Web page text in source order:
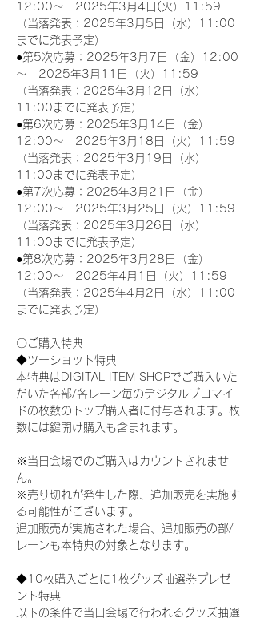
12:00～　2025年3月4日(火）11:59
（当落発表：2025年3月5日（水）11:00
までに発表予定）
●第5次応募：2025年3月7日（金）12:00
～　2025年3月11日（火）11:59
（当落発表：2025年3月12日（水）
11:00までに発表予定）
●第6次応募：2025年3月14日（金）
12:00～　2025年3月18日（火）11:59
（当落発表：2025年3月19日（水）
11:00までに発表予定）
●第7次応募：2025年3月21日（金）
12:00～　2025年3月25日（火）11:59
（当落発表：2025年3月26日（水）
11:00までに発表予定）
●第8次応募：2025年3月28日（金）
12:00～　2025年4月1日（火）11:59
（当落発表：2025年4月2日（水）11:00
までに発表予定）
〇ご購入特典
◆ツーショット特典
本特典はDIGITAL ITEM SHOPでご購入いた
だいた各部/各レーン毎のデジタルブロマイ
ドの枚数のトップ購入者に付与されます。枚
数には鍵開け購入も含まれます。
※当日会場でのご購入はカウントされませ
ん。
※売り切れが発生した際、追加販売を実施す
る可能性がございます。
追加販売が実施された場合、追加販売の部/
レーンも本特典の対象となります。
◆10枚購入ごとに1枚グッズ抽選券プレゼ
ント特典
以下の条件で当日会場で行われるグッズ抽選